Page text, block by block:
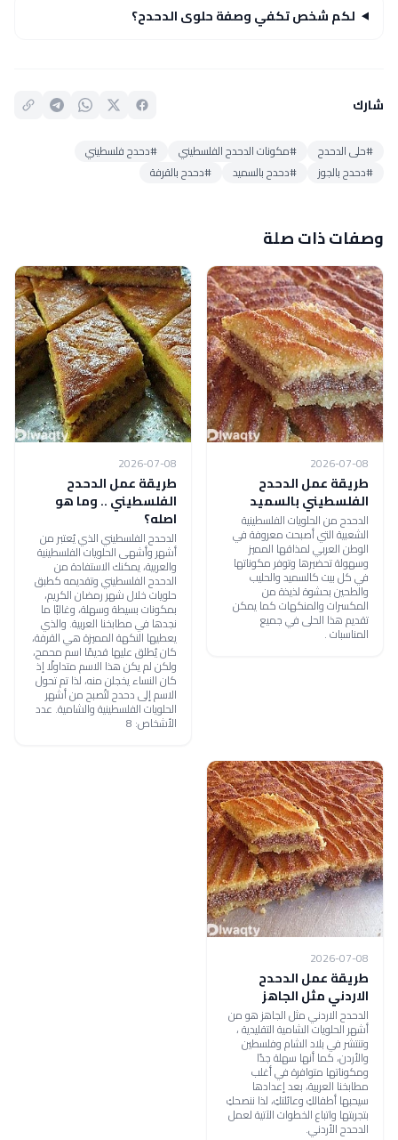
لكم شخص تكفي وصفة حلوى الدحدح؟
شارك
#حلى الدحدح #مكونات الدحدح الفلسطيني
#دحدح فلسطيني
#دحدح بالجوز
#دحدح بالسميد #دحدح بالقرفة
وصفات ذات صلة
2026-07-08
طريقة عمل الدحدح
الفلسطيني بالسميد
الدحدح من الحلويات الفلسطينية
الشعبية التي أصبحت معروفة في
الوطن العربي لمذاقها المميز
وسهولة تحضيرها وتوفر مكوناتها
في كل بيت كالسميد والحليب
والطحين بحشوة لذيذة من
المكسرات والمنكهات كما يمكن
تقديم هذا الحلى في جميع
المناسبات .
2026-07-08
طريقة عمل الدحدح
الفلسطيني .. وما هو
اصله؟
الدحدح الفلسطيني الذي يُعتبر من
أشهر وأشهى الحلويات الفلسطينية
والعربية، يمكنك الاستفادة من
الدحدح الفلسطيني وتقديمه كطبق
حلويات خلال شهر رمضان الكريم،
بمكونات بسيطة وسهلة، وغالبًا ما
نجدها في مطابخنا العربية. والذي
يعطيها النكهة المميزة هي القرفة،
كان يُطلق عليها قديمًا اسم محمح،
ولكن لم يكن هذا الاسم متداولًا إذ
كان النساء يخجلن منه، لذا تم تحول
الاسم إلى دحدح لتُصبح من أشهر
الحلويات الفلسطينية والشامية. عدد
الأشخاص: 8
2026-07-08
طريقة عمل الدحدح
الاردني مثل الجاهز
الدحدح الاردني مثل الجاهز هو من
أشهر الحلويات الشامية التقليدية ،
وتنتشر في بلاد الشام وفلسطين
والأردن، كما أنها سهلة جدًا
ومكوناتها متوافرة في أغلب
مطابخنا العربية، بعد إعدادها
سيحبها أطفالكِ وعائلتكِ، لذا ننصحكِ
بتجربتها واتباع الخطوات الآتية لعمل
الدحدح الأردني.